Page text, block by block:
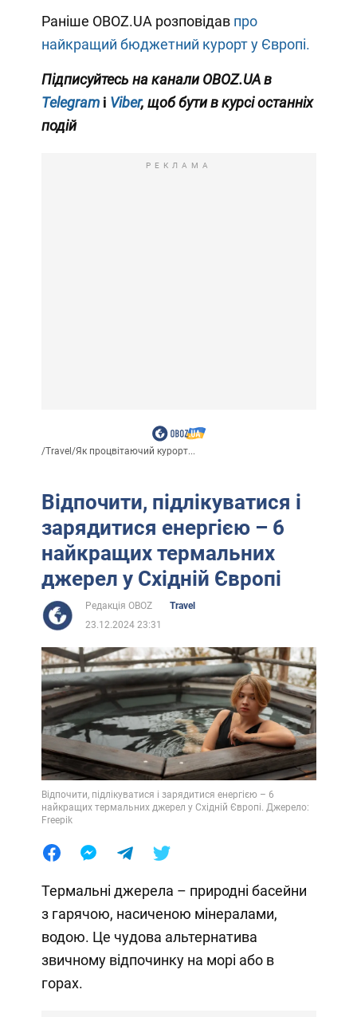
Раніше OBOZ.UA розповідав про
найкращий бюджетний курорт у Європі.
Підписуйтесь на канали OBOZ.UA в
Telegramі Viber, щоб бути в курсі останніх
подій
РЕКЛАМА
/Travel /Як процвітаючий курорт...
Відпочити, підлікуватися і
зарядитися енергією – 6
найкращих термальних
джерел у Східній Європі
Редакція OBOZ
Travel
23.12.2024 23:31
Відпочити, підлікуватися і зарядитися енергією – 6
найкращих термальних джерел у Східній Європі. Джерело:
Freepik
Термальні джерела – природні басейни
з гарячою, насиченою мінералами,
водою. Це чудова альтернатива
звичному відпочинку на морі або в
горах.